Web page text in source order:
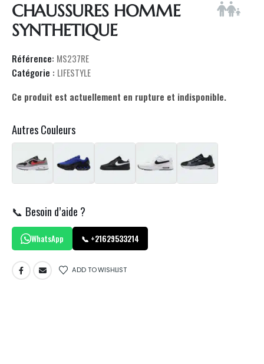
CHAUSSURES HOMME
SYNTHETIQUE
Référence: MS237RE
Catégorie : LIFESTYLE
Ce produit est actuellement en rupture et indisponible.
Autres Couleurs
📞 Besoin d’aide ?
WhatsApp 📞 +21629533214
ADD TO WISHLIST